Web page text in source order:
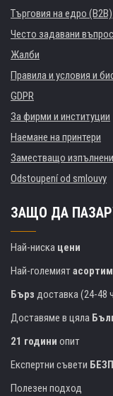
Търговия на едро (B2B)
Често задавани
Жалби
Правила и условия и
GDPR
За фирми и институции
Наемане на принтери
Заместващо
Odstoupení od smlouvy
ЗАЩО ДА
Най-ниска цени
Най-големият
Бърз доставка (24-48
Доставяме в цяла
21 години опит
Експертни съвети
Полезен подход